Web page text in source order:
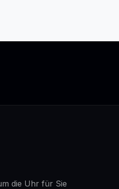
die Uhr für Sie